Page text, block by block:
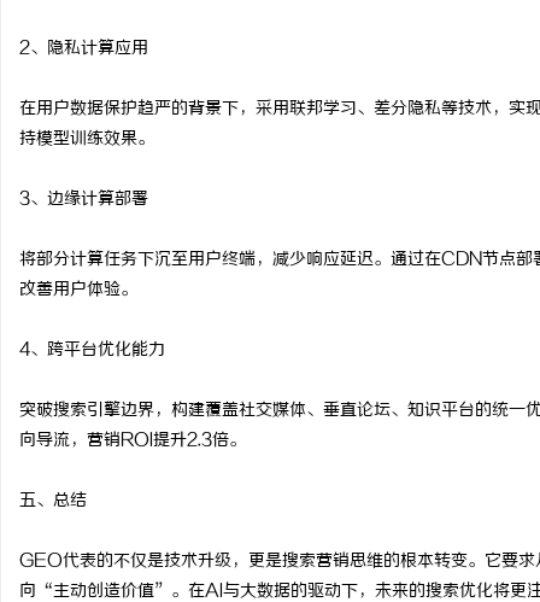
2、隐私计算应用
在用户数据保护趋严的背景下，采用联邦学习、差分隐私等技术，
持模型训练效果。
3、边缘计算部署
将部分计算任务下沉至用户终端，减少响应延迟。通过在CDN节点
改善用户体验。
4、跨平台优化能力
突破搜索引擎边界，构建覆盖社交媒体、垂直论坛、知识平台的统
向导流，营销ROI提升2.3倍。
五、总结
GEO代表的不仅是技术升级，更是搜索营销思维的根本转变。它
向“主动创造价值”。在AI与大数据的驱动下，未来的搜索优化将更